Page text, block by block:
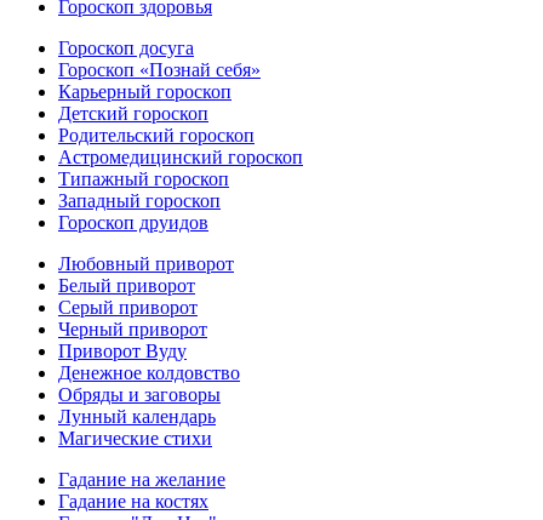
Гороскоп здоровья
Гороскоп досуга
Гороскоп «Познай себя»
Карьерный гороскоп
Детский гороскоп
Родительский гороскоп
Астромедицинский гороскоп
Типажный гороскоп
Западный гороскоп
Гороскоп друидов
Любовный приворот
Белый приворот
Серый приворот
Черный приворот
Приворот Вуду
Денежное колдовство
Обряды и заговоры
Лунный календарь
Магические стихи
Гадание на желание
Гадание на костях